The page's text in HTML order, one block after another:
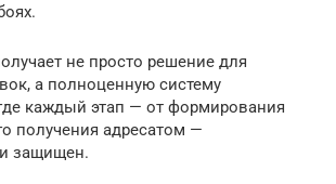
не просто решение для
а полноценную систему
каждый этап — от формирования
получения адресатом —
и защищен.